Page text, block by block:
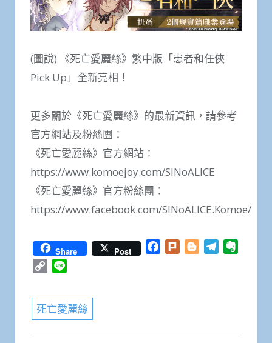
(圖說) 《死亡愛麗絲》繁中版「患者和任俠
Pick Up」全新亮相！
更多關於《死亡愛麗絲》的最新資訊，請參考
官方網站及粉絲團：
《死亡愛麗絲》官方網站：
https://www.komoejoy.com/SINoALICE
《死亡愛麗絲》官方粉絲團：
https://www.facebook.com/SINoALICE.Komoe/
Share Post Facebook
Plurk BloggerTelegram
Copy
死亡愛麗絲